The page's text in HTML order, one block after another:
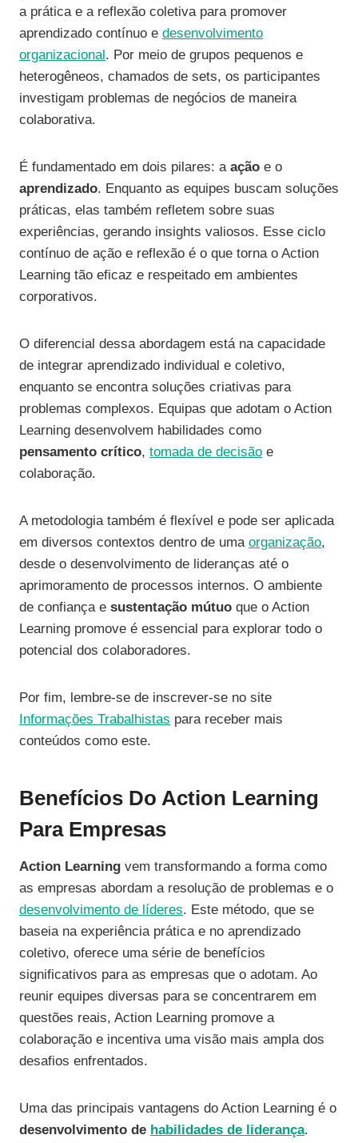
a prática e a reflexão coletiva para promover
aprendizado contínuo e desenvolvimento
organizacional . Por meio de grupos pequenos e
heterogêneos, chamados de sets, os participantes
investigam problemas de negócios de maneira
colaborativa.
É fundamentado em dois pilares: a ação e o
aprendizado. Enquanto as equipes buscam soluções
práticas, elas também refletem sobre suas
experiências, gerando insights valiosos. Esse ciclo
contínuo de ação e reflexão é o que torna o Action
Learning tão eficaz e respeitado em ambientes
corporativos.
O diferencial dessa abordagem está na capacidade
de integrar aprendizado individual e coletivo,
enquanto se encontra soluções criativas para
problemas complexos. Equipas que adotam o Action
Learning desenvolvem habilidades como
pensamento crítico, tomada de decisão e
colaboração.
A metodologia também é flexível e pode ser aplicada
em diversos contextos dentro de uma organização,
desde o desenvolvimento de lideranças até o
aprimoramento de processos internos. O ambiente
de confiança e sustentação mútuo que o Action
Learning promove é essencial para explorar todo o
potencial dos colaboradores.
Por fim, lembre-se de inscrever-se no site
Informações Trabalhistas para receber mais
conteúdos como este.
Benefícios Do Action Learning
Para Empresas
Action Learning vem transformando a forma como
as empresas abordam a resolução de problemas e o
desenvolvimento de líderes. Este método, que se
baseia na experiência prática e no aprendizado
coletivo, oferece uma série de benefícios
significativos para as empresas que o adotam. Ao
reunir equipes diversas para se concentrarem em
questões reais, Action Learning promove a
colaboração e incentiva uma visão mais ampla dos
desafios enfrentados.
Uma das principais vantagens do Action Learning é o
desenvolvimento de habilidades de liderança.